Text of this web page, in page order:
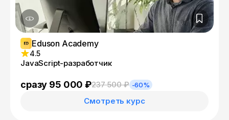
Eduson Academy
4.5
JavaScript-разработчик
сразу 95 000 ₽237 500 ₽ -60%
Смотреть курс